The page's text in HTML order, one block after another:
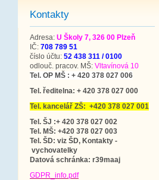
Kontakty
Adresa: U Školy 7, 326 00 Plzeň
IČ: 708 789 51
číslo účtu: 52 438 311 / 0100
odlouč. pracov. MŠ: Vltavínová 10
Tel. OP MŠ : + 420 378 027 006
Tel. ředitelna: + 420 378 027 000
Tel. kancelář ZŠ: +420 378 027 001
Tel. ŠJ :+ 420 378 027 002
Tel. MŠ: +420 378 027 003
Tel. ŠD: viz ŠD, Kontakty -
vychovatelky
Datová schránka: r39maaj
GDPR_info.pdf